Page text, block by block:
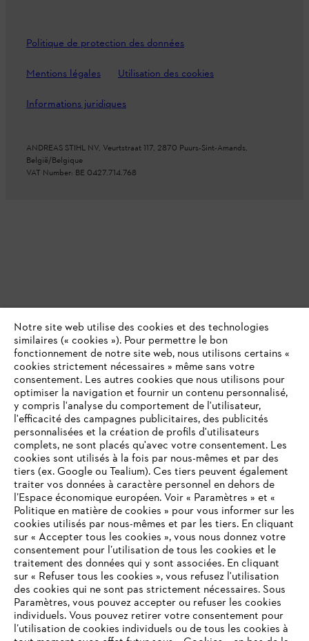
Politique de protection des données
Mentions légales Utilisation des cookies
Informations juridiques
ANDREAS STIHL NV, Veurtstraat 117, 2870 Puurs-Sint-Amands,
België/Belgique
VAT Number: BE 0427.714.768
VOTRE NAVIGATEUR INTERNET
N'EST PLUS PRIS EN CHARGE
Vous utilisez un navigateur Internet que nous ne prenons plus
en charge, et certaines fonctionnalités de notre site ne
Notre site web utilise des cookies et des technologies
similaires (« cookies »). Pour permettre le bon
fonctionnement de notre site web, nous utilisons certains «
cookies strictement nécessaires » même sans votre
consentement. Les autres cookies que nous utilisons pour
optimiser la navigation et fournir un contenu personnalisé,
y compris l'analyse du comportement de l'utilisateur,
l'efficacité des campagnes publicitaires, des publicités
personnalisées et la création de profils d'utilisateurs
complets, ne sont placés qu'avec votre consentement. Les
cookies sont utilisés à la fois par nous-mêmes et par des
tiers (ex. Google ou Tealium). Ces tiers peuvent également
traiter vos données à caractère personnel en dehors de
l’Espace économique européen. Voir « Paramètres » et «
Politique en matière de cookies » pour vous informer sur les
cookies utilisés par nous-mêmes et par les tiers. En cliquant
sur « Accepter tous les cookies », vous nous donnez votre
consentement pour l’utilisation de tous les cookies et le
traitement des données qui y sont associées. En cliquant
sur « Refuser tous les cookies », vous refusez l'utilisation
des cookies qui ne sont pas strictement nécessaires. Sous
Paramètres, vous pouvez accepter ou refuser les cookies
individuels. Vous pouvez retirer votre consentement pour
l’utilisation de cookies individuels ou de tous les cookies à